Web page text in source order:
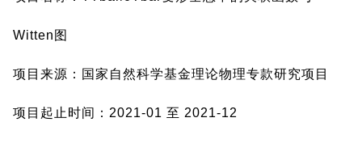
Witten图
项目来源：国家自然科学基金理论物理专款研究项目
项目起止时间：2021-01 至 2021-12